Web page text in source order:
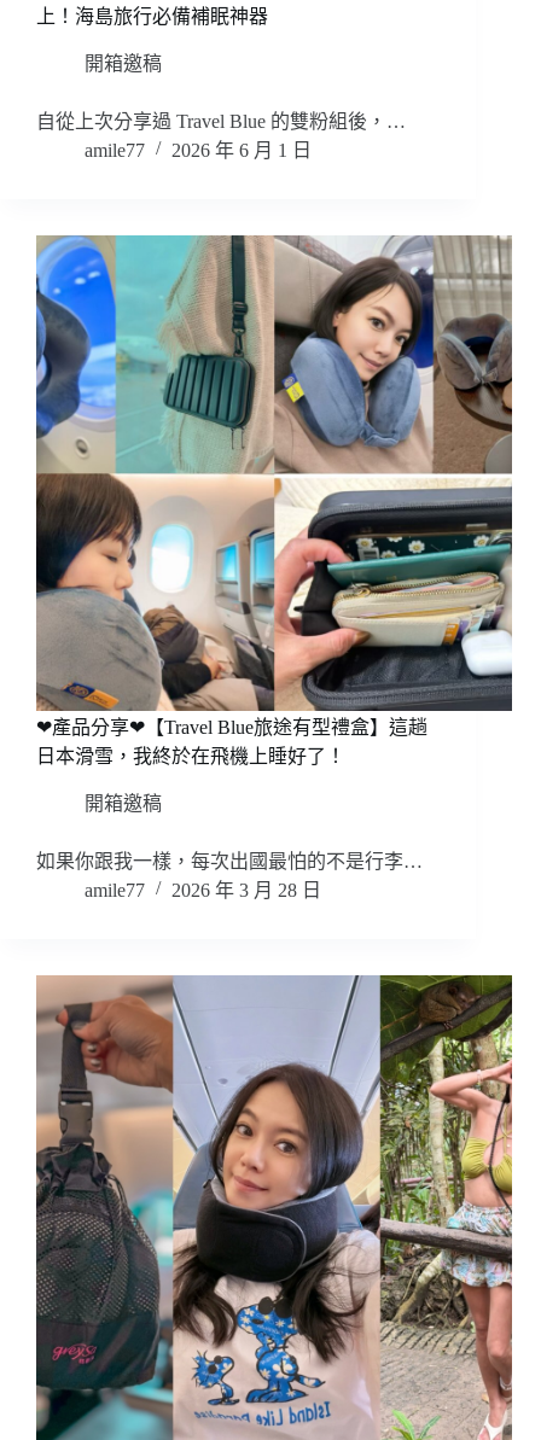
上！海島旅行必備補眠神器
開箱邀稿
自從上次分享過 Travel Blue 的雙粉組後，…
amile77
2026 年 6 月 1 日
❤產品分享❤【Travel Blue旅途有型禮盒】這趟
日本滑雪，我終於在飛機上睡好了！
開箱邀稿
如果你跟我一樣，每次出國最怕的不是行李…
amile77
2026 年 3 月 28 日